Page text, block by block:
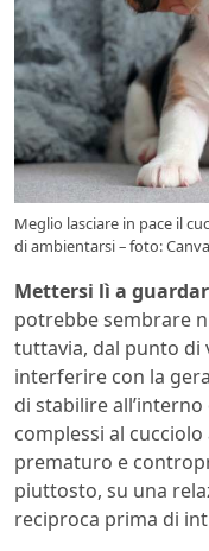
Meglio lasciare in pace il
di ambientarsi – foto:
Mettersi lì a
potrebbe sembrare
tuttavia, dal punto di
interferire con la
di stabilire
complessi al
prematuro e
piuttosto, su una
reciproca prima di